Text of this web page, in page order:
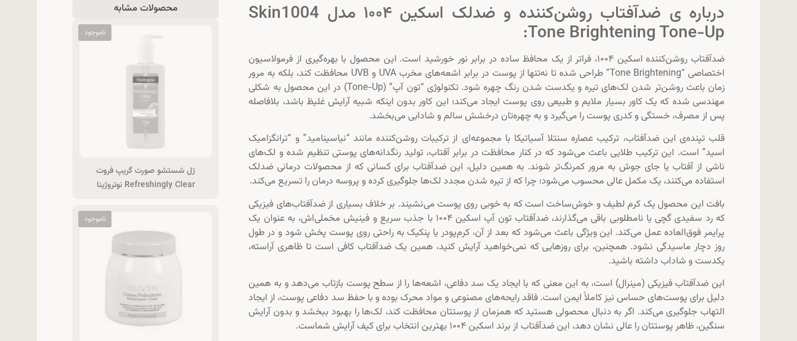
درباره ی ضدآفتاب روشن‌کننده و ضدلک اسکین ۱۰۰۴ مدل Skin1004
Tone Brightening Tone-Up:
ضدآفتاب روشن‌کننده اسکین ۱۰۰۴، فراتر از یک محافظ ساده در برابر نور خورشید است. این محصول با بهره‌گیری از فرمولاسیون
اختصاصی “Tone Brightening” طراحی شده تا نه‌تنها از پوست در برابر اشعه‌های مخرب UVA و UVB محافظت کند، بلکه به مرور
زمان باعث روشن‌تر شدن لک‌های تیره و یکدست شدن رنگ چهره شود. تکنولوژی “تون آپ” (Tone-Up) در این محصول به شکلی
مهندسی شده که یک کاور بسیار ملایم و طبیعی روی پوست ایجاد می‌کند؛ این کاور بدون اینکه شبیه آرایش غلیظ باشد، بلافاصله
پس از مصرف، خستگی و کدری پوست را می‌گیرد و به چهره‌تان درخشش سالم و شادابی می‌بخشد.
قلب تپنده‌ی این ضدآفتاب، ترکیب عصاره سنتلا آسیاتیکا با مجموعه‌ای از ترکیبات روشن‌کننده مانند “نیاسینامید” و “ترانگزامیک
اسید” است. این ترکیب طلایی باعث می‌شود که در کنار محافظت در برابر آفتاب، تولید رنگدانه‌های پوستی تنظیم شده و لک‌های
ناشی از آفتاب یا جای جوش به مرور کمرنگ‌تر شوند. به همین دلیل، این ضدآفتاب برای کسانی که از محصولات درمانی ضدلک
استفاده می‌کنند، یک مکمل عالی محسوب می‌شود؛ چرا که از تیره شدن مجدد لک‌ها جلوگیری کرده و پروسه درمان را تسریع می‌کند.
بافت این محصول یک کرم لطیف و خوش‌ساخت است که به خوبی روی پوست می‌نشیند. بر خلاف بسیاری از ضدآفتاب‌های فیزیکی
که رد سفیدی گچی یا نامطلوبی باقی می‌گذارند، ضدآفتاب تون آپ اسکین ۱۰۰۴ با جذب سریع و فینیش مخملی‌اش، به عنوان یک
پرایمر فوق‌العاده عمل می‌کند. این ویژگی باعث می‌شود که بعد از آن، کرم‌پودر یا پنکیک به راحتی روی پوست پخش شود و در طول
روز دچار ماسیدگی نشود. همچنین، برای روزهایی که نمی‌خواهید آرایش کنید، همین یک ضدآفتاب کافی است تا ظاهری آراسته،
یکدست و شاداب داشته باشید.
این ضدآفتاب فیزیکی (مینرال) است، به این معنی که با ایجاد یک سد دفاعی، اشعه‌ها را از سطح پوست بازتاب می‌دهد و به همین
دلیل برای پوست‌های حساس نیز کاملاً ایمن است. فاقد رایحه‌های مصنوعی و مواد محرک بوده و با حفظ سد دفاعی پوست، از ایجاد
التهاب جلوگیری می‌کند. اگر به دنبال محصولی هستید که همزمان از پوستتان محافظت کند، لک‌ها را بهبود ببخشد و بدون آرایش
سنگین، ظاهر پوستتان را عالی نشان دهد، این ضدآفتاب از برند اسکین ۱۰۰۴ بهترین انتخاب برای کیف آرایش شماست.
محصولات مشابه
ژل شستشو صورت گریپ فروت
Refreshingly Clear نوتروژینا